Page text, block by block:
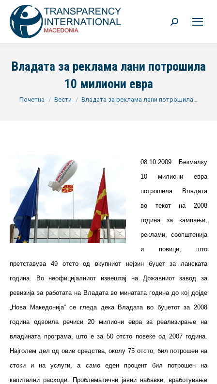
Search:
Владата за реклама лани потрошила
10 милиони евра
You are here:
Почетна Вести Владата за реклама лани потрошила…
08.10.2009 Безмалку
10 милиони евра
потрошила Владата
во текот на 2008
година за кампањи,
реклами, соопштенија
и повици, што
претставува 49 отсто од вкупниот нејзин буџет за ланската
година. Во неофицијалниот извештај на Државниот завод за
ревизија за работата на Владата во минатата година до кој дојде
„Нова Македонија“ се гледа дека Владата во буџетот за 2008
година одвоила речиси 20 милиони евра за реализирање на
владината програма, што е за 50 отсто повеќе од 2007 година.
Најголем дел од овие средства, околу 75 отсто, бил потрошен на
стоки и на услуги, а само еден процент бил потрошен на
капитални расходи. Проблематични јавни набавки, вработување